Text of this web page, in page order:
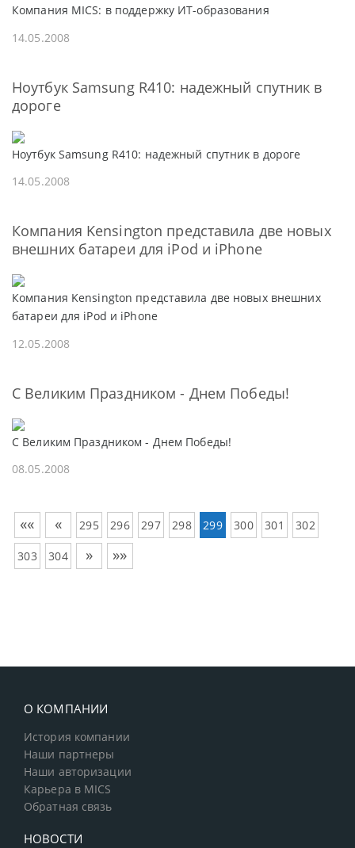
Компания MICS: в поддержку ИТ-образования
14.05.2008
Ноутбук Samsung R410: надежный спутник в
дороге
Ноутбук Samsung R410: надежный спутник в дороге
14.05.2008
Компания Kensington представила две новых
внешних батареи для iPod и iPhone
Компания Kensington представила две новых внешних
батареи для iPod и iPhone
12.05.2008
С Великим Праздником - Днем Победы!
С Великим Праздником - Днем Победы!
08.05.2008
«« « 295 296 297 298 299 300 301 302
303 304 » »»
О КОМПАНИИ
История компании
Наши партнеры
Наши авторизации
Карьера в MICS
Обратная связь
НОВОСТИ